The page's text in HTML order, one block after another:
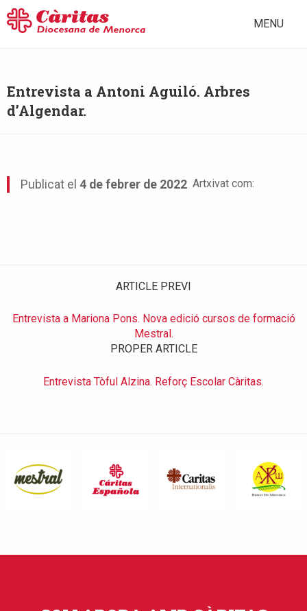
MENU
Entrevista a Antoni Aguiló. Arbres
d’Algendar.
Publicat el 4 de febrer de 2022 Artxivat com:
ARTICLE PREVI
Entrevista a Mariona Pons. Nova edició cursos de formació
Mestral.
PROPER ARTICLE
Entrevista Tòful Alzina. Reforç Escolar Càritas.